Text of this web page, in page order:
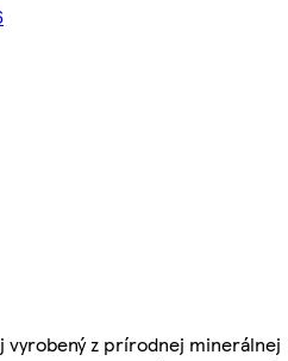
vyrobený z prírodnej minerálnej